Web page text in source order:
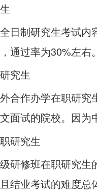
日制研究生考试
通过率为30%左右。
究生
合作办学在职研
面试的院校。因为
研究生
研修班在职研究
结业考试的难度总